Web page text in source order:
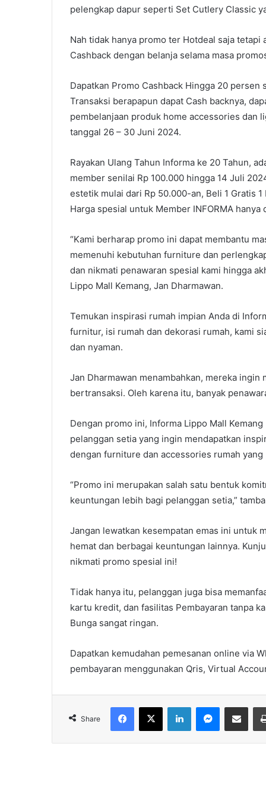
pelengkap dapur seperti Set Cutlery Classic
Nah tidak hanya promo ter Hotdeal saja
Cashback dengan belanja selama masa
Dapatkan Promo Cashback Hingga 20
Transaksi berapapun dapat Cash backnya,
pembelanjaan produk home accessories dan
tanggal 26 – 30 Juni 2024.
Rayakan Ulang Tahun Informa ke 20 Tahun,
member senilai Rp 100.000 hingga 14 Juli
estetik mulai dari Rp 50.000-an, Beli 1 Gratis
Harga spesial untuk Member INFORMA
“Kami berharap promo ini dapat membantu
memenuhi kebutuhan furniture dan
dan nikmati penawaran spesial kami hingga
Lippo Mall Kemang, Jan Dharmawan.
Temukan inspirasi rumah impian Anda di
furnitur, isi rumah dan dekorasi rumah, kami
dan nyaman.
Jan Dharmawan menambahkan, mereka
bertransaksi. Oleh karena itu, banyak
Dengan promo ini, Informa Lippo Mall
pelanggan setia yang ingin mendapatkan
dengan furniture dan accessories rumah yang
“Promo ini merupakan salah satu bentuk
keuntungan lebih bagi pelanggan setia,”
Jangan lewatkan kesempatan emas ini untuk
hemat dan berbagai keuntungan lainnya.
nikmati promo spesial ini!
Tidak hanya itu, pelanggan juga bisa
kartu kredit, dan fasilitas Pembayaran tanpa
Bunga sangat ringan.
Dapatkan kemudahan pemesanan online via
pembayaran menggunakan Qris, Virtual
Share